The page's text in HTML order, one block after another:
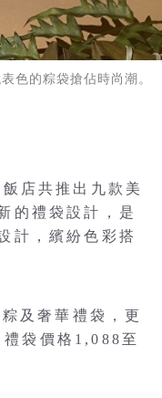
表色的粽袋搶佔時尚潮。
店共推出九款美
的禮袋設計，是
計，繽紛色彩搭
及奢華禮袋，更
袋價格1,088至